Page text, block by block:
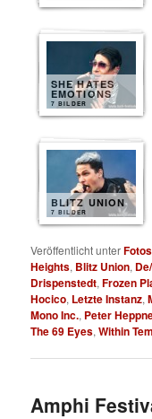
SHE HATES
EMOTIONS
7 BILDER
BLITZ UNION
7 BILDER
Veröffentlicht unter
Heights, Blitz Union,
Drispenstedt,Frozen
Hocico, Letzte Instanz,
Mono Inc., Peter
The 69 Eyes,Within
Amphi